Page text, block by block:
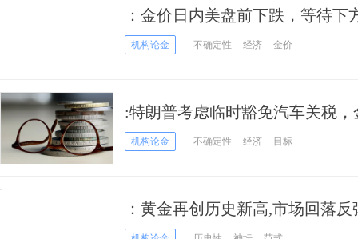
：金价日内美盘前下跌，等待下
机构论金 不确定性 经济 金价
:特朗普考虑临时豁免汽车关税
机构论金 不确定性 经济 目标
：黄金再创历史新高,市场回落反